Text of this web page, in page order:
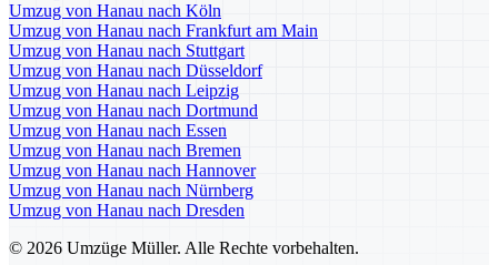
Umzug von Hanau nach Köln
Umzug von Hanau nach Frankfurt am Main
Umzug von Hanau nach Stuttgart
Umzug von Hanau nach Düsseldorf
Umzug von Hanau nach Leipzig
Umzug von Hanau nach Dortmund
Umzug von Hanau nach Essen
Umzug von Hanau nach Bremen
Umzug von Hanau nach Hannover
Umzug von Hanau nach Nürnberg
Umzug von Hanau nach Dresden
© 2026 Umzüge Müller. Alle Rechte vorbehalten.